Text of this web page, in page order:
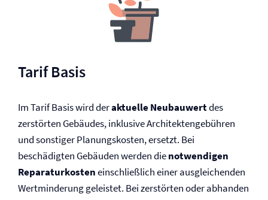
Tarif Basis
Im Tarif Basis wird deraktuelle Neubauwertdes
zerstörten Gebäudes, inklusive Architektengebühren
und sonstiger Planungskosten, ersetzt. Bei
beschädigten Gebäuden werden dienotwendigen
Reparaturkosteneinschließlich einer ausgleichenden
Wertminderung geleistet. Bei zerstörten oder abhanden